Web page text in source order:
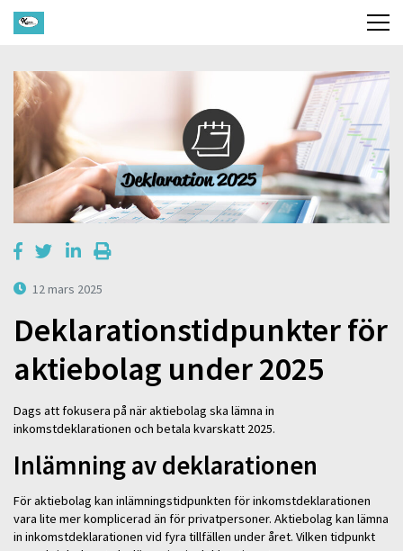
12 mars 2025
Deklarationstidpunkter för
aktiebolag under 2025
Dags att fokusera på när aktiebolag ska lämna in
inkomstdeklarationen och betala kvarskatt 2025.
Inlämning av deklarationen
För aktiebolag kan inlämningstidpunkten för inkomstdeklarationen
vara lite mer komplicerad än för privatpersoner. Aktiebolag kan lämna
in inkomstdeklarationen vid fyra tillfällen under året. Vilken tidpunkt